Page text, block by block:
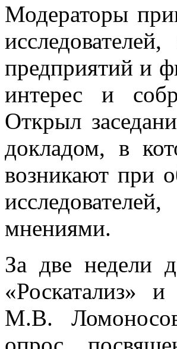
Модераторы
предприятий и
интерес и
Открыл
докладом, в
возникают при
мнениями.
За две недели
«Роскатализ»
М.В.